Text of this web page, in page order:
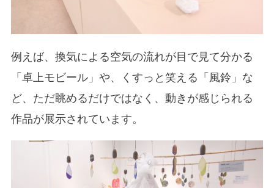
例えば、換気による空気の流れが目で見て分かる
「卓上モビール」や、くすっと笑える「風鈴」な
ど、ただ眺めるだけではなく、動きが感じられる
作品が展示されています。